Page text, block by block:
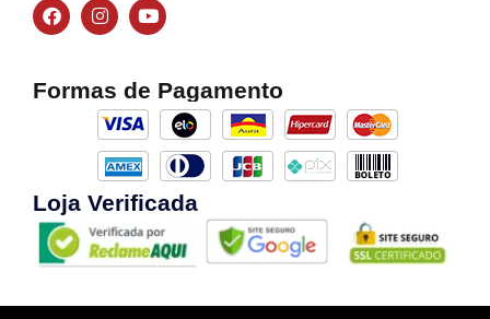
Formas de Pagamento
Loja Verificada